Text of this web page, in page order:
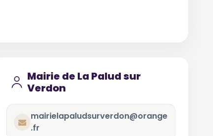
Mairie de La Palud sur
Verdon
mairielapaludsurverdon@orange
.fr